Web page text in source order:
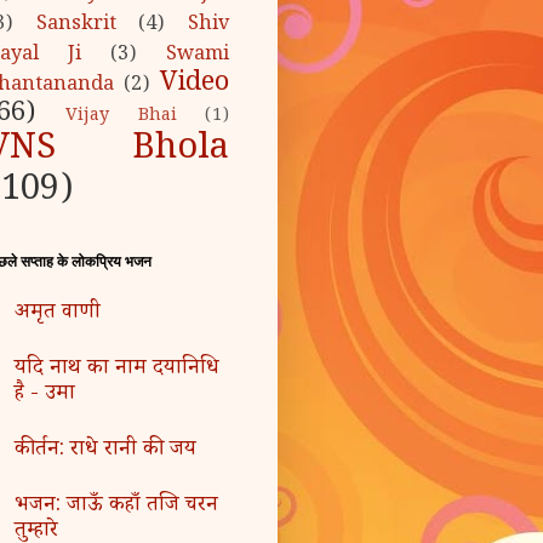
Sanskrit (4)
Shiv
Ji
(3)
Swami
(2) Video
Vijay Bhai (1)
Bhola
सप्ताह के लोकप्रिय भजन
अमृत वाणी
यदि नाथ का नाम दयानिधि
है - उमा
कीर्तन: राधे रानी की जय
भजन: जाऊँ कहाँ तजि चरन
तुम्हारे